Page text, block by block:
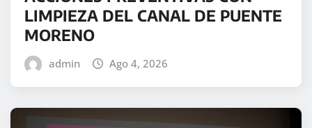
LIMPIEZA DEL CANAL DE PUENTE
MORENO
admin Ago 4, 2026